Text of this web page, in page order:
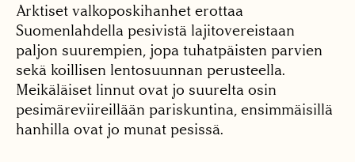
Arktiset valkoposkihanhet erottaa
Suomenlahdella pesivistä lajitovereistaan
paljon suurempien, jopa tuhatpäisten parvien
sekä koillisen lentosuunnan perusteella.
Meikäläiset linnut ovat jo suurelta osin
pesimäreviireillään pariskuntina, ensimmäisillä
hanhilla ovat jo munat pesissä.